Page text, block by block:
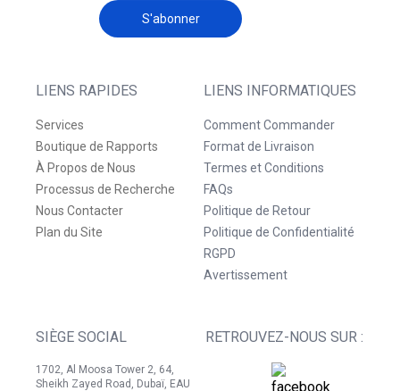
LIENS RAPIDES
Services
Boutique de Rapports
À Propos de Nous
Processus de Recherche
Nous Contacter
Plan du Site
LIENS INFORMATIQUES
Comment Commander
Format de Livraison
Termes et Conditions
FAQs
Politique de Retour
Politique de Confidentialité
RGPD
Avertissement
SIÈGE SOCIAL
1702, Al Moosa Tower 2, 64,
Sheikh Zayed Road, Dubaï, EAU
RETROUVEZ-NOUS SUR :
S'abonner